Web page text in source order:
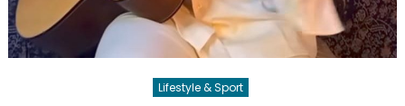
Lifestyle & Sport